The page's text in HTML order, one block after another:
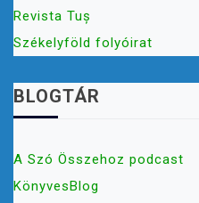
Revista Tuș
Székelyföld folyóirat
BLOGTÁR
A Szó Összehoz podcast
KönyvesBlog